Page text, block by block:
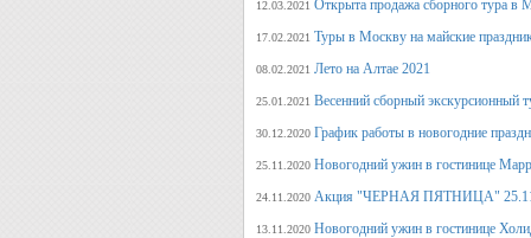
12.03.2021 Открыта продажа сборного тура в
17.02.2021 Туры в Москву на майские
08.02.2021 Лето на Алтае 2021
25.01.2021 Весенний сборный экскурсионный
30.12.2020 График работы в новогодние
25.11.2020 Новогодний ужин в гостинице
24.11.2020 Акция "ЧЕРНАЯ ПЯТНИЦА"
13.11.2020 Новогодний ужин в гостинице